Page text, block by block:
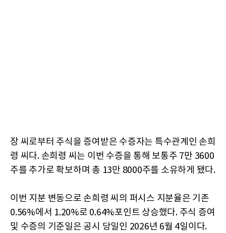
장 씨로부터 주식을 증여받은 수증자는 특수관계인 손희
령 씨다. 손희령 씨는 이번 수증을 통해 보통주 7만 3600
주를 추가로 확보하며 총 13만 8000주를 소유하게 됐다.
이번 지분 변동으로 손희령 씨의 퍼시스 지분율은 기존
0.56%에서 1.20%로 0.64%포인트 상승했다. 주식 증여
및 수증의 기준일은 공시 당일인 2026년 6월 4일이다.